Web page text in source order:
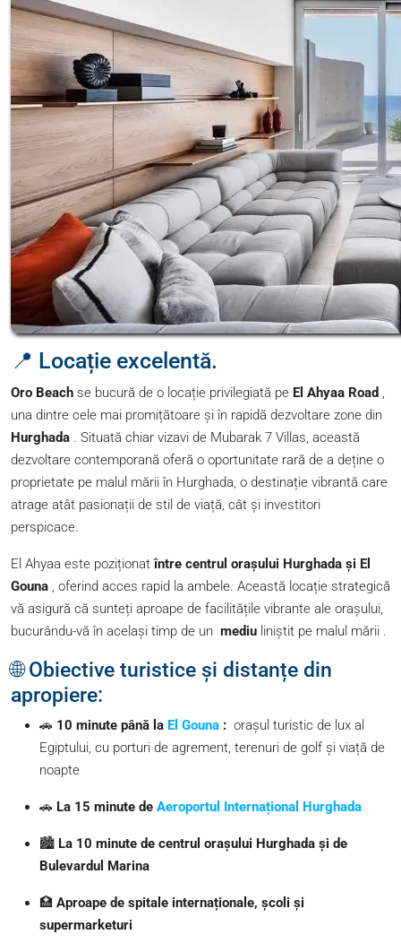
📍 Locație excelentă.
Oro Beach se bucură de o locație privilegiată pe El Ahyaa Road ,
una dintre cele mai promițătoare și în rapidă dezvoltare zone din
Hurghada . Situată chiar vizavi de Mubarak 7 Villas, această
dezvoltare contemporană oferă o oportunitate rară de a deține o
proprietate pe malul mării în Hurghada, o destinație vibrantă care
atrage atât pasionații de stil de viață, cât și investitori
perspicace.
El Ahyaa este poziționatîntre centrul orașului Hurghada și El
Gouna , oferind acces rapid la ambele. Această locație strategică
vă asigură că sunteți aproape de facilitățile vibrante ale orașului,
bucurându-vă în același timp de un mediu liniștit pe malul mării .
🌐 Obiective turistice și distanțe din
apropiere:
🚗 10 minute până la El Gouna : orașul turistic de lux al
Egiptului, cu porturi de agrement, terenuri de golf și viață de
noapte
🚗 La 15 minute de Aeroportul Internațional Hurghada
🏙️ La 10 minute de centrul orașului Hurghada și de
Bulevardul Marina
🏥 Aproape de spitale internaționale, școli și
supermarketuri